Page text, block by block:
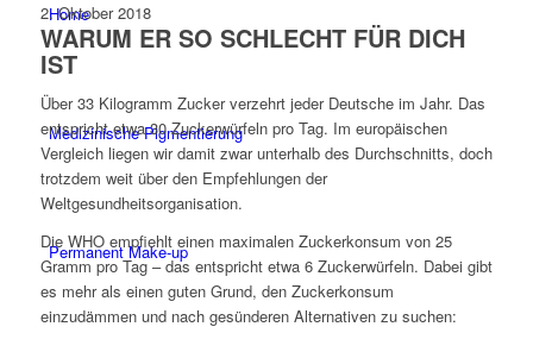
Home
Medizinische Pigmentierung
Permanent Make-up
2. Oktober 2018
WARUM ER SO SCHLECHT FÜR DICH
IST
Über 33 Kilogramm Zucker verzehrt jeder Deutsche im Jahr. Das
entspricht etwa 30 Zuckerwürfeln pro Tag. Im europäischen
Vergleich liegen wir damit zwar unterhalb des Durchschnitts, doch
trotzdem weit über den Empfehlungen der
Weltgesundheitsorganisation.
Die WHO empfiehlt einen maximalen Zuckerkonsum von 25
Gramm pro Tag – das entspricht etwa 6 Zuckerwürfeln. Dabei gibt
es mehr als einen guten Grund, den Zuckerkonsum
einzudämmen und nach gesünderen Alternativen zu suchen: